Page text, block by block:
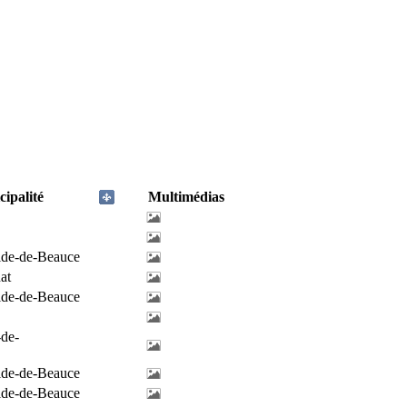
Multimédias
de-Beauce
de-Beauce
de-Beauce
de-Beauce